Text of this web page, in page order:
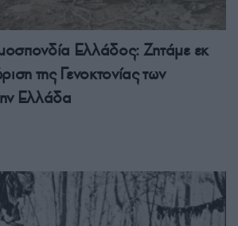
Ελλάδος: Ζητάμε εκ
της Γενοκτονίας των
Ελλάδα